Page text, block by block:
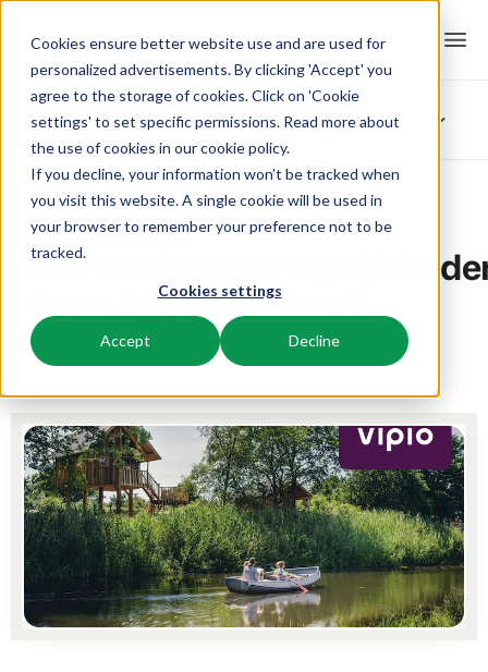
Cookies ensure better website use and are used for
personalized advertisements. By clicking 'Accept' you
agree to the storage of cookies. Click on 'Cookie
settings' to set specific permissions. Read more about
the use of cookies in our cookie policy.
If you decline, your information won’t be tracked when
you visit this website. A single cookie will be used in
your browser to remember your preference not to be
tracked.
Cookies settings
Accept Decline
Demo aanvragen
Demo aanvragen
Platform
BEX PMS
Reserveringssysteem
Beheer alle back office processen.
Adverteer jouw aanbod op een mix van kanalen.
App Store
Integreer jouw favoriete apps en tools.
Business Intelligence
Maak betere keuzes op basis van data.
Eigenaren Management
Bied transparantie aan eigenaren.
Oplossingen
Booking Experts voor:
Villa's, bungalows, chalets en boomhutten.
Hotelkamers, appartementen, B&Bs en pensions.
Resorts
Ski-, spa-, duik- en golfresorts.
Campings
Kampeerplaatsen, glamping tenten en caravans.
Concerns & Groepen
Ketens en individuele merken.
Resources
Kennis
BEX Educate | Pro
Blijven leren, blijven leiden in de recreatie.
BEX Educate | NextGen
Kennis en groei voor de recreatie-expert van de toekomst.
Blog
Lees over trends in de sector en krijg tips.
Ervaringen
Ervaringen van onze gebruikers.
Prijzen
Klantverhalen
BEX Overzicht
Voor vakantieparken
Voor campings
Overstappen naar BEX
Login
Prijzen
Blog
Blader in categoriëen
Nieuw
Klaar voor innovatie
Product
Van idee tot oplossing
Team en Cultuur
Marketing
Tips en werkwijzen
Partnerships
Samen sterker
Uitgelicht
Home Inspiratie
Bijzondere
Waar liggen kansen?
Nikki 11 september 2023 Leestijd 6 min